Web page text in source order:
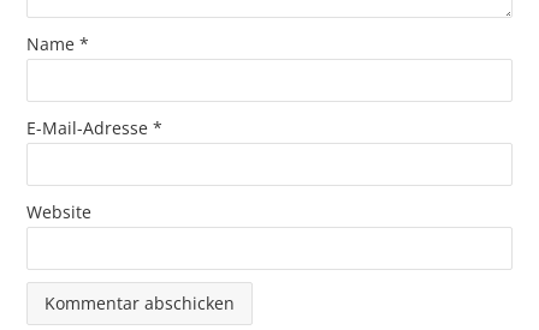
Name*
E-Mail-Adresse*
Website